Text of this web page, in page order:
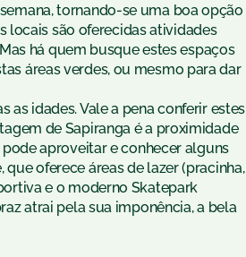
tornando-se uma boa opção
locais são oferecidas atividades
há quem busque estes espaços
áreas verdes, ou mesmo para dar
as idades. Vale a pena conferir estes
de Sapiranga é a proximidade
aproveitar e conhecer alguns
oferece áreas de lazer (pracinha,
e o moderno Skatepark
atrai pela sua imponência, a bela